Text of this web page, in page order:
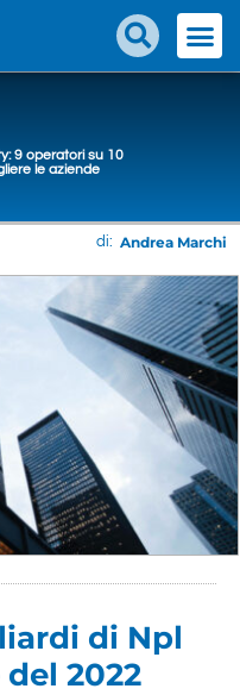
9 operatori su 10
le aziende
di: Andrea Marchi
di Npl
2022